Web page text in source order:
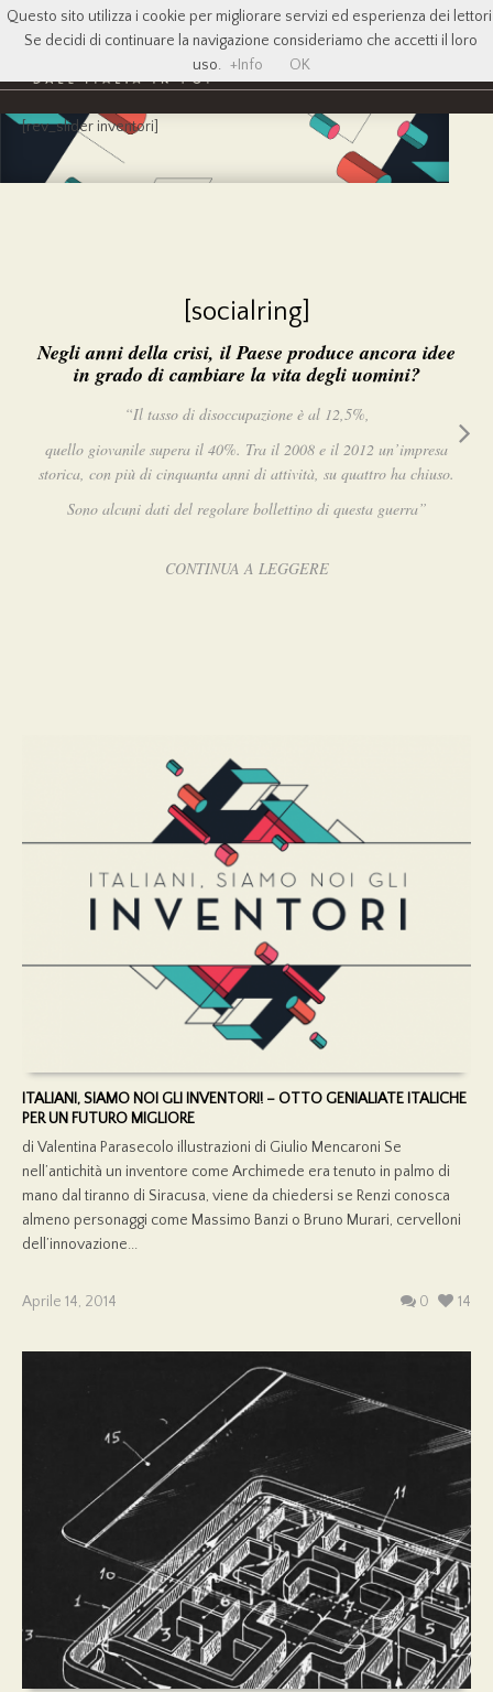
[rev_slider inventori]
[socialring]
Negli anni della crisi, il Paese produce ancora idee
in grado di cambiare la vita degli uomini?
“Il tasso di disoccupazione è al 12,5%,
quello giovanile supera il 40%. Tra il 2008 e il 2012 un’impresa
storica, con più di cinquanta anni di attività, su quattro ha chiuso.
Sono alcuni dati del regolare bollettino di questa guerra”
CONTINUA A LEGGERE
ITALIANI, SIAMO NOI GLI INVENTORI! – OTTO GENIALIATE ITALICHE
PER UN FUTURO MIGLIORE
di Valentina Parasecolo illustrazioni di Giulio Mencaroni Se
nell’antichità un inventore come Archimede era tenuto in palmo di
mano dal tiranno di Siracusa, viene da chiedersi se Renzi conosca
almeno personaggi come Massimo Banzi o Bruno Murari, cervelloni
dell’innovazione...
Aprile 14, 2014 0 14
Questo sito utilizza i cookie per migliorare servizi ed esperienza dei
Se decidi di continuare la navigazione consideriamo che accetti il loro
uso. +Info OK